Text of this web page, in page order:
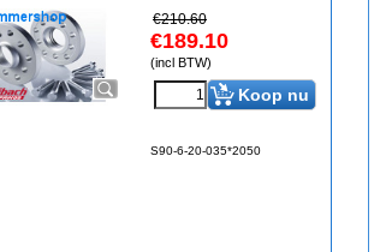
€210.60
€189.10
(incl BTW)
Koop nu
S90-6-20-035*2050